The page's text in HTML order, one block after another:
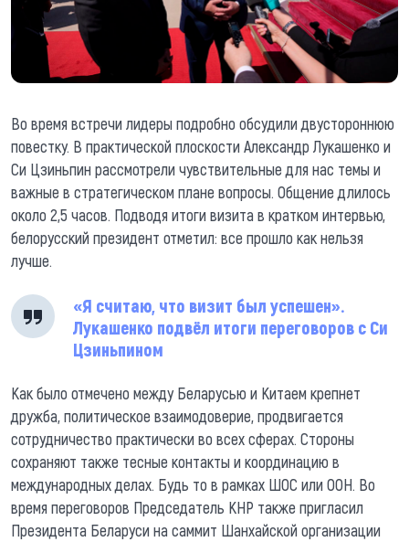
Во время встречи лидеры подробно обсудили двустороннюю
повестку. В практической плоскости Александр Лукашенко и
Си Цзиньпин рассмотрели чувствительные для нас темы и
важные в стратегическом плане вопросы. Общение длилось
около 2,5 часов. Подводя итоги визита в кратком интервью,
белорусский президент отметил: все прошло как нельзя
лучше.
«Я считаю, что визит был успешен».
Лукашенко подвёл итоги переговоров с Си
Цзиньпином
Как было отмечено между Беларусью и Китаем крепнет
дружба, политическое взаимодоверие, продвигается
сотрудничество практически во всех сферах. Стороны
сохраняют также тесные контакты и координацию в
международных делах. Будь то в рамках ШОС или ООН. Во
время переговоров Председатель КНР также пригласил
Президента Беларуси на саммит Шанхайской организации